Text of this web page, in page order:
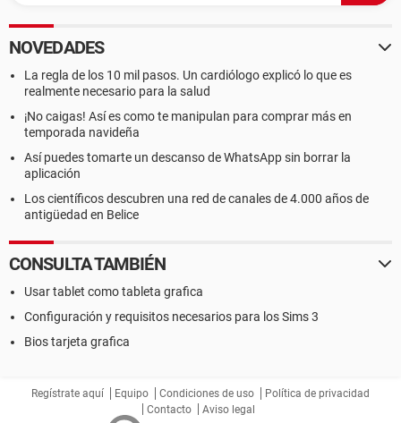
NOVEDADES
La regla de los 10 mil pasos. Un cardiólogo explicó lo que es
realmente necesario para la salud
¡No caigas! Así es como te manipulan para comprar más en
temporada navideña
Así puedes tomarte un descanso de WhatsApp sin borrar la
aplicación
Los científicos descubren una red de canales de 4.000 años de
antigüedad en Belice
CONSULTA TAMBIÉN
Usar tablet como tableta grafica
Configuración y requisitos necesarios para los Sims 3
Bios tarjeta grafica
Regístrate aquí Equipo Condiciones de uso
Política de privacidad
Contacto
Aviso legal